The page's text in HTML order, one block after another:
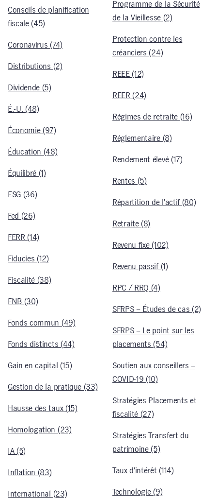
Conseils de planification
fiscale (45)
Coronavirus (74)
Distributions (2)
Dividende (5)
É.-U. (48)
Économie (97)
Éducation (48)
Équilibré (1)
ESG (36)
Fed (26)
FERR (14)
Fiducies (12)
Fiscalité (38)
FNB (30)
Fonds commun (49)
Fonds distincts (44)
Gain en capital (15)
Gestion de la pratique (33)
Hausse des taux (15)
Homologation (23)
IA (5)
Inflation (83)
International (23)
Programme de la Sécurité
de la Vieillesse (2)
Protection contre les
créanciers (24)
REEE (12)
REER (24)
Régimes de retraite (16)
Réglementaire (8)
Rendement élevé (17)
Rentes (5)
Répartition de l’actif (80)
Retraite (8)
Revenu fixe (102)
Revenu passif (1)
RPC / RRQ (4)
SFRPS – Études de cas (2)
SFRPS – Le point sur les
placements (54)
Soutien aux conseillers –
COVID-19 (10)
Stratégies Placements et
fiscalité (27)
Stratégies Transfert du
patrimoine (5)
Taux d’intérêt (114)
Technologie (9)